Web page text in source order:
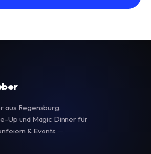
aus Regensburg.
Up und Magic Dinner für
& Events —